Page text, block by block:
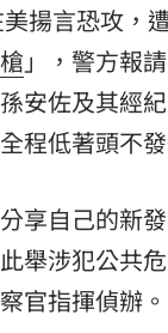
美揚言恐攻，
」，警方報
安佐及其經
程低著頭不發
享自己的新
舉涉犯公共
官指揮偵辦。